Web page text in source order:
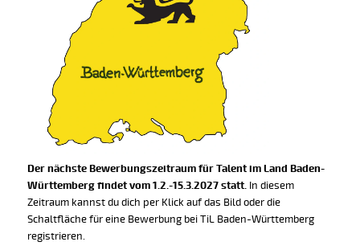
Der nächste Bewerbungszeitraum für Talent im Land Baden-
Württemberg findet vom 1.2.-15.3.2027 statt.In diesem
Zeitraum kannst du dich per Klick auf das Bild oder die
Schaltfläche für eine Bewerbung bei TiL Baden-Württemberg
registrieren.